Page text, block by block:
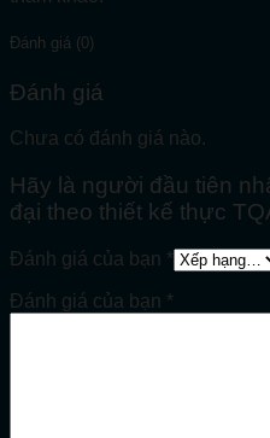
Đánh giá (0)
Đánh giá
Chưa có đánh giá nào.
Hãy là người đầu tiên
đại theo thiết kế thực
Đánh giá của bạn *
Đánh giá của bạn *